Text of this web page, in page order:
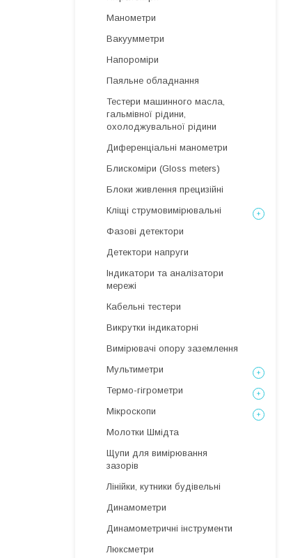
Манометри
Вакуумметри
Напороміри
Паяльне обладнання
Тестери машинного масла,
гальмівної рідини,
охолоджувальної рідини
Диференціальні манометри
Блискоміри (Gloss meters)
Блоки живлення прецизійні
Кліщі струмовимірювальні
Фазові детектори
Детектори напруги
Індикатори та аналізатори
мережі
Кабельні тестери
Викрутки індикаторні
Вимірювачі опору заземлення
Мультиметри
Термо-гігрометри
Мікроскопи
Молотки Шмідта
Щупи для вимірювання
зазорів
Лінійки, кутники будівельні
Динамометри
Динамометричні інструменти
Люксметри